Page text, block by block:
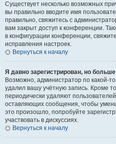
Существует несколько возможных
вы правильно вводите имя
правильно, свяжитесь с
вам закрыт доступ к конференции.
в конфигурации конференции,
исправления настроек.
Вернуться к началу
Я давно зарегистрирован, но
Возможно, администратор по какой-
удалил вашу учётную запись. Кроме
периодически удаляют
оставляющих сообщения, чтобы
это произошло, попробуйте
участвовать в дискуссиях.
Вернуться к началу